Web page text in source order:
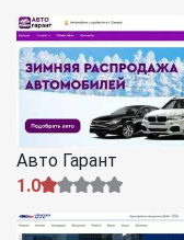
Авто Гарант
1.0